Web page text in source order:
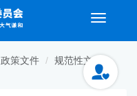
主要内容区域
Toggle
政策文件 规范性文件